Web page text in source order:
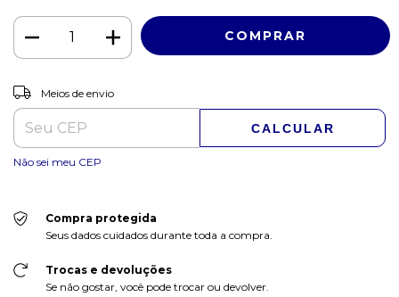
Entregas para o CEP:
Meios de envio
CALCULAR
Não sei meu CEP
Compra protegida
Seus dados cuidados durante toda a compra.
Trocas e devoluções
Se não gostar, você pode trocar ou devolver.